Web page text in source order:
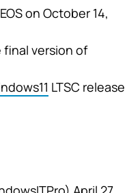
on October 14,
final version of
LTSC release